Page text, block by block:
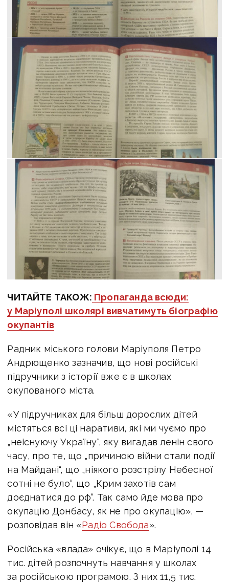
ЧИТАЙТЕ ТАКОЖ: Пропаганда всюди:
у Маріуполі школярі вивчатимуть біографію
окупантів
Радник міського голови Маріуполя Петро
Андрющенко зазначив, що нові російські
підручники з історії вже є в школах
окупованого міста.
«У підручниках для більш дорослих дітей
містяться всі ці наративи, які ми чуємо про
„неіснуючу Україну“, яку вигадав ленін свого
часу, про те, що „причиною війни стали події
на Майдані“, що „ніякого розстрілу Небесної
сотні не було“, що „Крим захотів сам
доєднатися до рф“. Так само йде мова про
окупацію Донбасу, як не про окупацію», —
розповідав він «Радіо Свобода».
Російська «влада» очікує, що в Маріуполі 14
тис. дітей розпочнуть навчання у школах
за російською програмою. З них 11,5 тис.